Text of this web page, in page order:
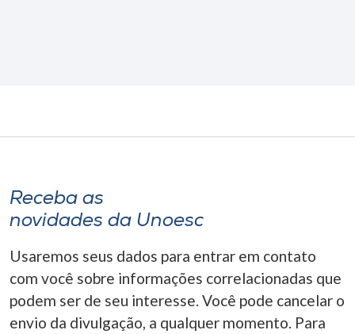
Receba as
novidades da Unoesc
Usaremos seus dados para entrar em contato
com você sobre informações correlacionadas que
podem ser de seu interesse. Você pode cancelar o
envio da divulgação, a qualquer momento. Para